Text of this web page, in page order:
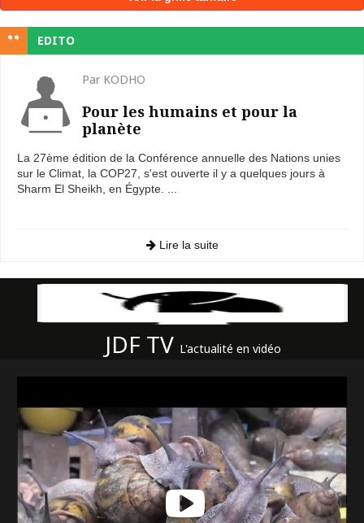
EDITO
Par KODHO
Pour les humains et pour la
planète
La 27ème édition de la Conférence annuelle des Nations unies
sur le Climat, la COP27, s'est ouverte il y a quelques jours à
Sharm El Sheikh, en Égypte. ...
Lire la suite
JDF TV L'actualité en vidéo